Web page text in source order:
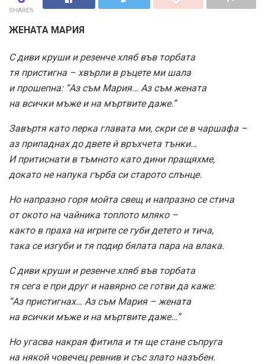
SHARES
ЖЕНАТА МАРИЯ
С диви круши и резенче хляб във торбата
тя пристигна – хвърли в ръцете ми шала
и прошепна: “Аз съм Мария… Аз съм жената
на всички мъже и на мъртвите даже.”
Завъртя като перка главата ми, скри се в чаршафа –
аз припаднах до двете й връхчета тънки…
И притиснати в тъмното като дини пращяхме,
докато не напука гърба си старото слънце.
Но напразно горя мойта свещ и напразно се стича
от окото на чайника топлото мляко –
както в праха на игрите се губи детето и тича,
така се изгуби и тя подир бялата пара на влака.
С диви круши и резенче хляб във торбата
тя сега е при друг и навярно се готви да каже:
“Аз пристигнах… Аз съм Мария – жената
на всички мъже и на мъртвите даже…”
Но угасва накрая фитила и тя ще стане съпруга
на някой човечец ревнив и със злато назъбен.